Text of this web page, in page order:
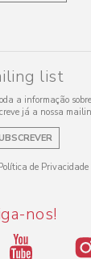
list
a informação
já a nossa
de Privacidade
nos!